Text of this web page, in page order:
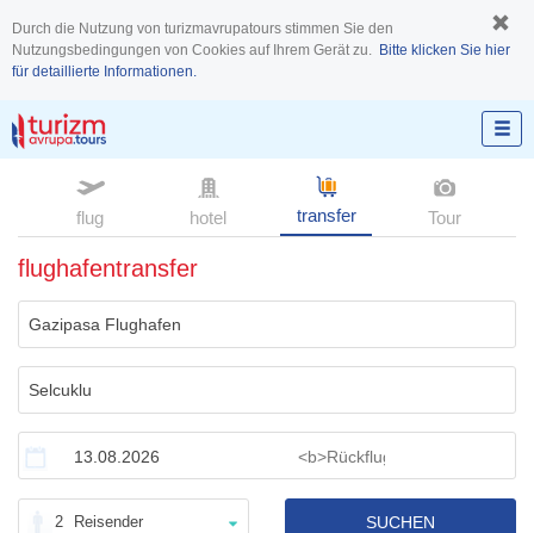
Durch die Nutzung von turizmavrupatours stimmen Sie den
Nutzungsbedingungen von Cookies auf Ihrem Gerät zu. Bitte klicken Sie hier
für detaillierte Informationen.
flug hotel transfer Tour
flughafentransfer
2 Reisender SUCHEN